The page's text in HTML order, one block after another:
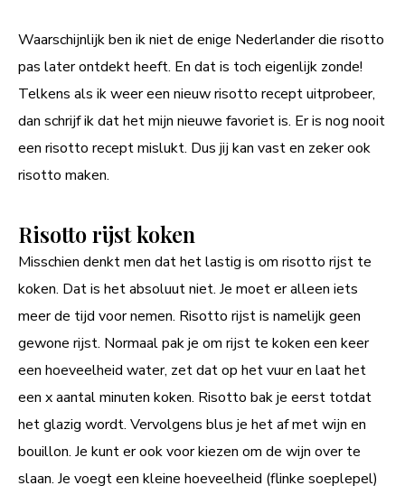
Waarschijnlijk ben ik niet de enige Nederlander die risotto
pas later ontdekt heeft. En dat is toch eigenlijk zonde!
Telkens als ik weer een nieuw risotto recept uitprobeer,
dan schrijf ik dat het mijn nieuwe favoriet is. Er is nog nooit
een risotto recept mislukt. Dus jij kan vast en zeker ook
risotto maken.
Risotto rijst koken
Misschien denkt men dat het lastig is om risotto rijst te
koken. Dat is het absoluut niet. Je moet er alleen iets
meer de tijd voor nemen. Risotto rijst is namelijk geen
gewone rijst. Normaal pak je om rijst te koken een keer
een hoeveelheid water, zet dat op het vuur en laat het
een x aantal minuten koken. Risotto bak je eerst totdat
het glazig wordt. Vervolgens blus je het af met wijn en
bouillon. Je kunt er ook voor kiezen om de wijn over te
slaan. Je voegt een kleine hoeveelheid (flinke soeplepel)